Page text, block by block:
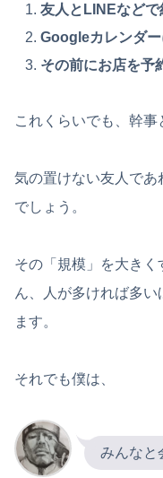
友人とLINEなどで
Googleカレンダー
その前にお店を予
これくらいでも、幹事
気の置けない友人で
でしょう。
その「規模」を大き
ん、人が多ければ多
ます。
それでも僕は、
みんなと